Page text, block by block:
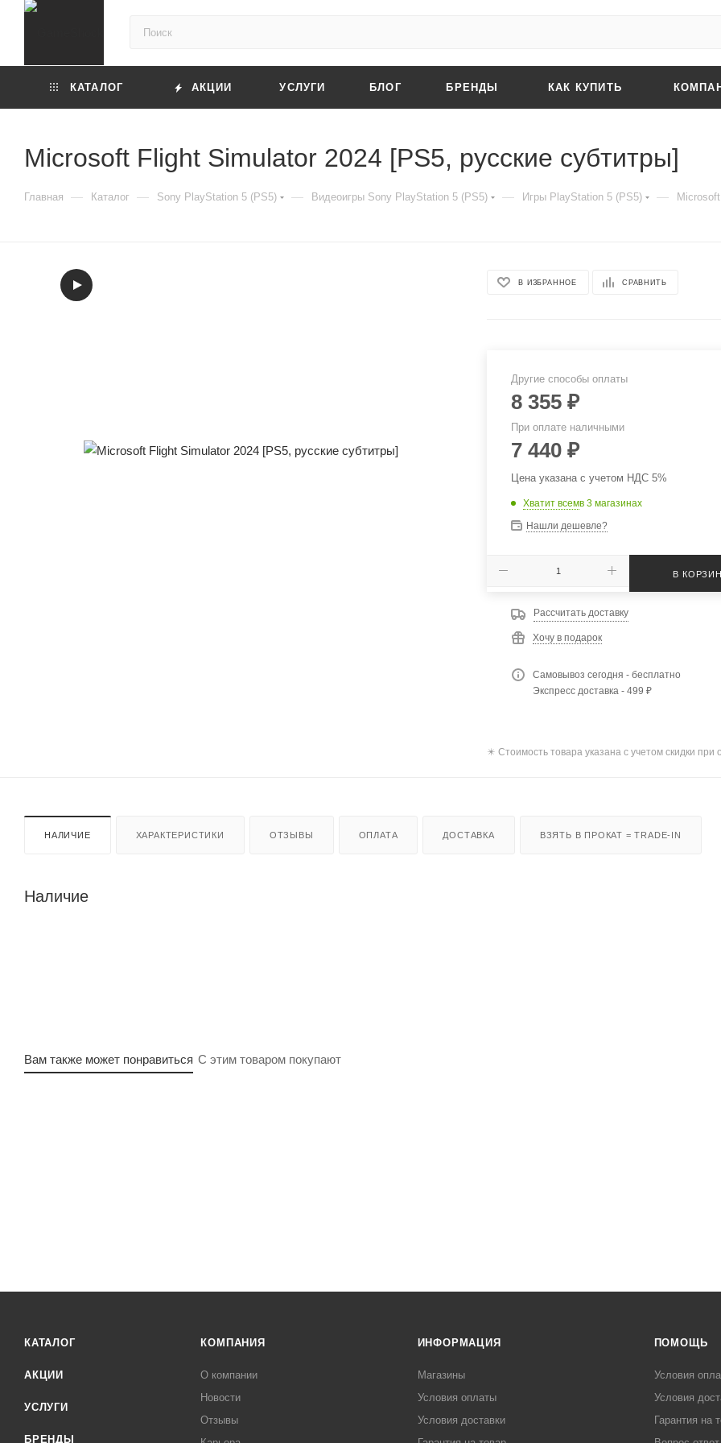
КАТАЛОГ АКЦИИ УСЛУГИ БЛОГ БРЕНДЫ КАК КУПИТЬ
Microsoft Flight Simulator 2024 [PS5, русские субтитры]
Главная — Каталог — Sony PlayStation 5 (PS5) — Видеоигры Sony PlayStation 5 (PS5) — Игры PlayStation 5 (PS5) —
В ИЗБРАННОЕ СРАВНИТЬ
Другие способы оплаты
8 355 ₽
При оплате наличными
7 440 ₽
Цена указана с учетом НДС 5%
Хватит всемв 3 магазинах
Нашли дешевле?
В
Рассчитать доставку
Хочу в подарок
Самовывоз сегодня - бесплатно
Экспресс доставка - 499 ₽
✴️ Стоимость товара указана с учетом скидки при
НАЛИЧИЕ ХАРАКТЕРИСТИКИ ОТЗЫВЫ ОПЛАТА ДОСТАВКА ВЗЯТЬ В ПРОКАТ = TRADE-IN
Наличие
Вам также может понравиться С этим товаром покупают
КАТАЛОГ
АКЦИИ
УСЛУГИ
БРЕНДЫ
КОМПАНИЯ
О компании
Новости
Отзывы
ИНФОРМАЦИЯ
Магазины
Условия оплаты
Условия доставки
ПОМОЩЬ
Условия
Условия
Гарантия на